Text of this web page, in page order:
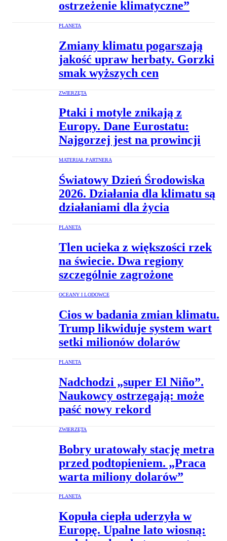
ostrzeżenie klimatyczne”
PLANETA
Zmiany klimatu pogarszają
jakość upraw herbaty. Gorzki
smak wyższych cen
ZWIERZĘTA
Ptaki i motyle znikają z
Europy. Dane Eurostatu:
Najgorzej jest na prowincji
MATERIAŁ PARTNERA
Światowy Dzień Środowiska
2026. Działania dla klimatu są
działaniami dla życia
PLANETA
Tlen ucieka z większości rzek
na świecie. Dwa regiony
szczególnie zagrożone
OCEANY I LODOWCE
Cios w badania zmian klimatu.
Trump likwiduje system wart
setki milionów dolarów
PLANETA
Nadchodzi „super El Niño”.
Naukowcy ostrzegają: może
paść nowy rekord
ZWIERZĘTA
Bobry uratowały stację metra
przed podtopieniem. „Praca
warta miliony dolarów”
PLANETA
Kopuła ciepła uderzyła w
Europę. Upalne lato wiosną: